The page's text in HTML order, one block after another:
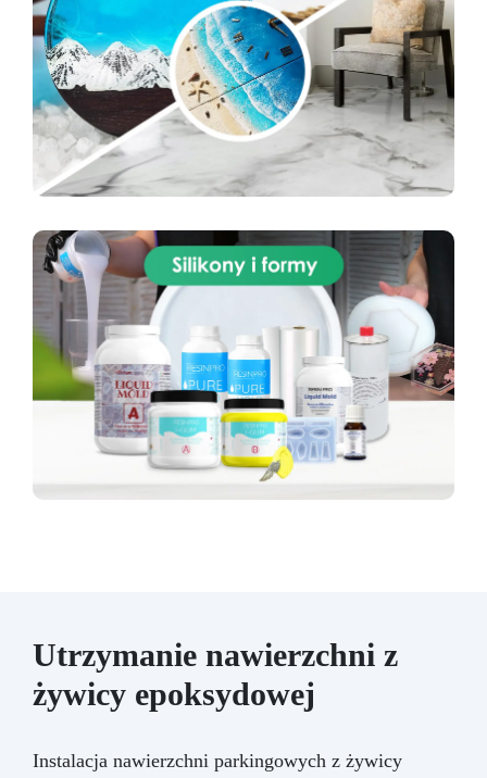
Utrzymanie nawierzchni z
żywicy epoksydowej
Instalacja nawierzchni parkingowych z żywicy